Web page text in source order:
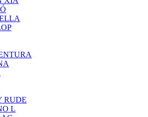
RUDE
L